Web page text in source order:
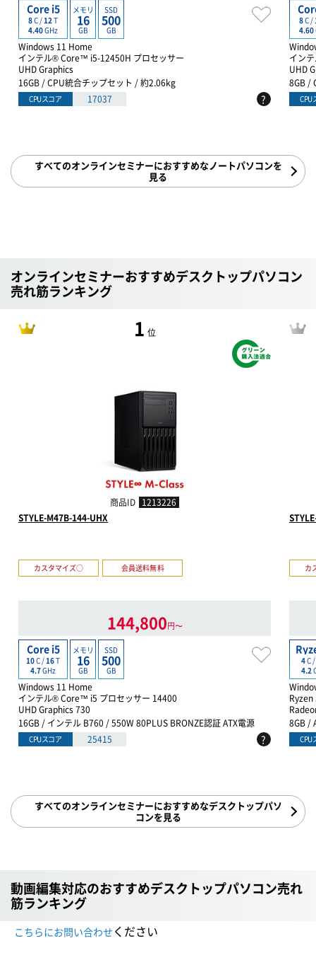
Core i5
8C /12T
4.40GHz
メモリ
16
GB
SSD
500
GB
Windows 11 Home
インテル® Core™ i5-12450H プロセッサー
UHD Graphics
16GB / CPU統合チップセット / 約2.06kg
CPUスコア 17037 ?
8C /
4.60
イン
UHD
8GB /
CPU
すべてのオンラインセミナーにおすすめなノートパソコンを
見る
オンラインセミナーおすすめデスクトップパソコン
売れ筋ランキング
1 位
商品ID 1213226
STYLE-M47B-144-UHX
カスタマイズ○ 会員送料無料
144,800円〜
Core i5
10C /16T
4.7GHz
メモリ
16
GB
SSD
500
GB
Windows 11 Home
インテル® Core™ i5 プロセッサー 14400
UHD Graphics 730
16GB / インテル B760 / 550W 80PLUS BRONZE認証 ATX電源
CPUスコア 25415 ?
カ
4C /
4.2
Ryzen
8GB /
CPU
すべてのオンラインセミナーにおすすめなデスクトップパソ
コンを見る
動画編集対応のおすすめデスクトップパソコン売れ
筋ランキング
こちらにお問い合わせ ください